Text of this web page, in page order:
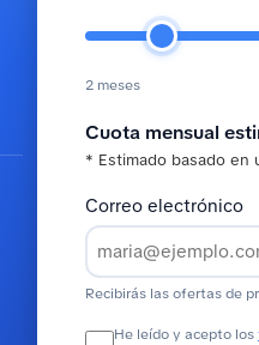
2 meses
Cuota mensual
* Estimado basado en
Correo electrónico
Recibirás las ofertas de
He leído y acepto los